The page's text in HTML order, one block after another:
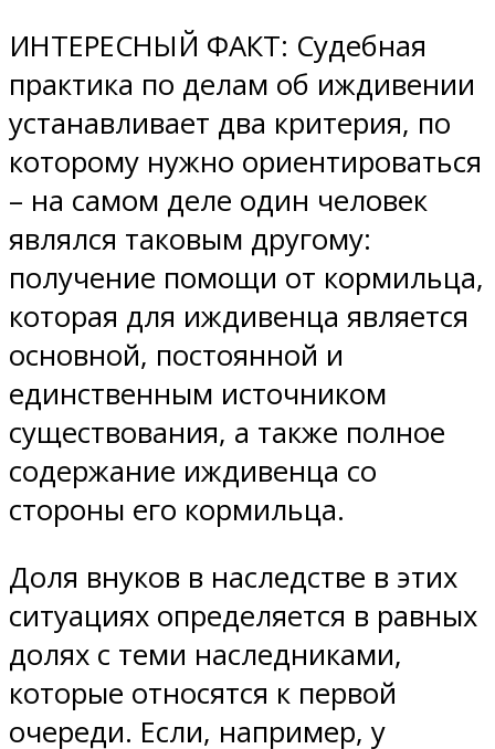
ИНТЕРЕСНЫЙ ФАКТ: Судебная
практика по делам об иждивении
устанавливает два критерия, по
которому нужно ориентироваться
– на самом деле один человек
являлся таковым другому:
получение помощи от кормильца,
которая для иждивенца является
основной, постоянной и
единственным источником
существования, а также полное
содержание иждивенца со
стороны его кормильца.
Доля внуков в наследстве в этих
ситуациях определяется в равных
долях с теми наследниками,
которые относятся к первой
очереди. Если, например, у